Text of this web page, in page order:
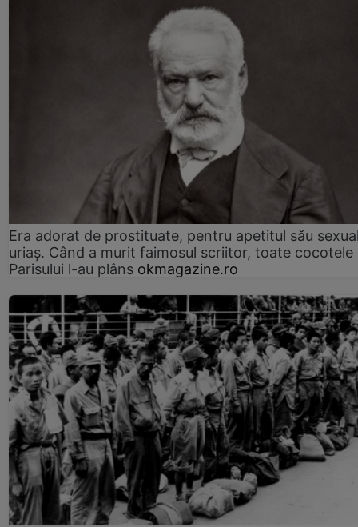
Era adorat de prostituate, pentru apetitul său
uriaș. Când a murit faimosul scriitor, toate cocotele
Parisului l-au plâns okmagazine.ro